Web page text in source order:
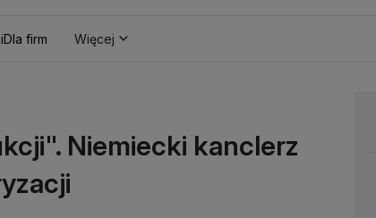
Dla firm Więcej
Niemiecki kanclerz